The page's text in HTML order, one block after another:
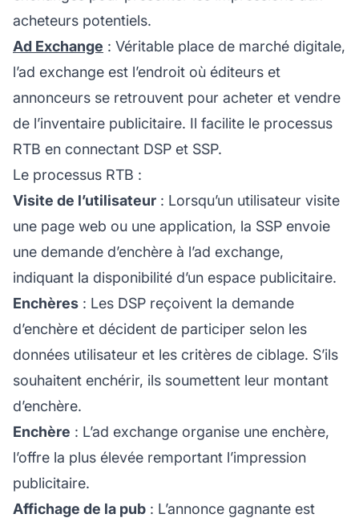
acheteurs potentiels.
Ad Exchange : Véritable place de marché digitale,
l’ad exchange est l’endroit où éditeurs et
annonceurs se retrouvent pour acheter et vendre
de l’inventaire publicitaire. Il facilite le processus
RTB en connectant DSP et SSP.
Le processus RTB :
Visite de l’utilisateur : Lorsqu’un utilisateur visite
une page web ou une application, la SSP envoie
une demande d’enchère à l’ad exchange,
indiquant la disponibilité d’un espace publicitaire.
Enchères : Les DSP reçoivent la demande
d’enchère et décident de participer selon les
données utilisateur et les critères de ciblage. S’ils
souhaitent enchérir, ils soumettent leur montant
d’enchère.
Enchère : L’ad exchange organise une enchère,
l’offre la plus élevée remportant l’impression
publicitaire.
Affichage de la pub : L’annonce gagnante est